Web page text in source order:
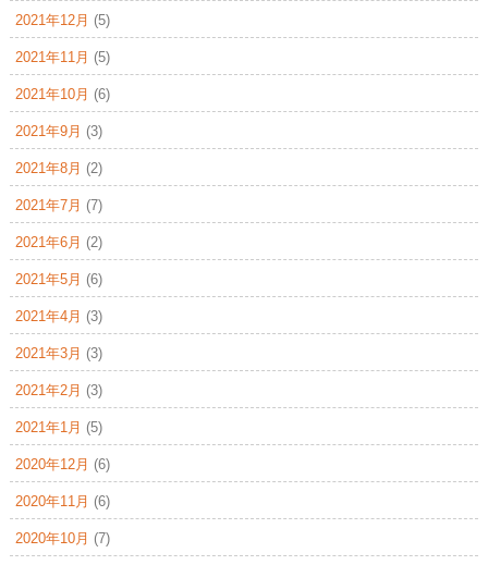
2021年12月 (5)
2021年11月 (5)
2021年10月 (6)
2021年9月 (3)
2021年8月 (2)
2021年7月 (7)
2021年6月 (2)
2021年5月 (6)
2021年4月 (3)
2021年3月 (3)
2021年2月 (3)
2021年1月 (5)
2020年12月 (6)
2020年11月 (6)
2020年10月 (7)